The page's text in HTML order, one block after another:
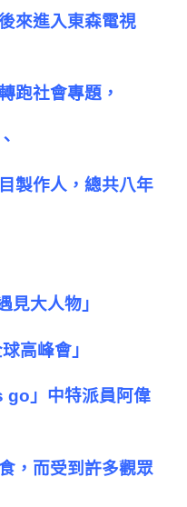
來進入東森電視
跑社會專題，
製作人，總共八年
見大人物」
球高峰會」
go 」中特派員阿偉
，而受到許多觀眾